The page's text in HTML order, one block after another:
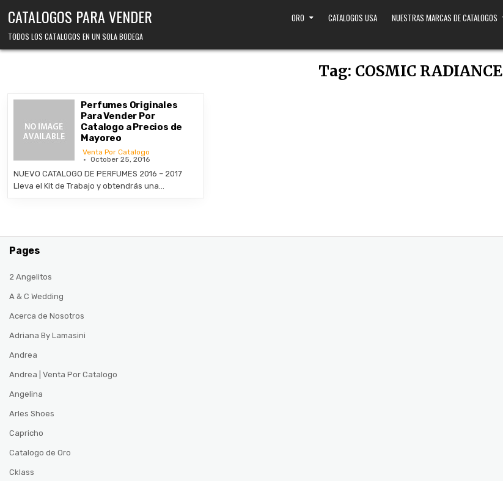
CATALOGOS PARA VENDER
TODOS LOS CATALOGOS EN UN SOLA BODEGA
ORO CATALOGOS USA NUESTRAS MARCAS DE CATALOGOS
Tag: COSMIC RADIANCE
Perfumes Originales
Para Vender Por
Catalogo a Precios de
Mayoreo
Venta Por Catalogo
October 25, 2016
NUEVO CATALOGO DE PERFUMES 2016 – 2017
Lleva el Kit de Trabajo y obtendrás una…
Pages
2 Angelitos
A & C Wedding
Acerca de Nosotros
Adriana By Lamasini
Andrea
Andrea | Venta Por Catalogo
Angelina
Arles Shoes
Capricho
Catalogo de Oro
Cklass